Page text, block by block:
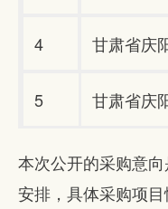
4 甘肃省庆
5 甘肃省庆
本次公开的采购意
安排，具体采购项